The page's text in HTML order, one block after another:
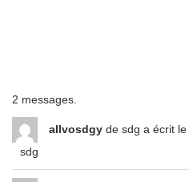
2 messages.
allvosdgy de sdg a écrit le
sdg